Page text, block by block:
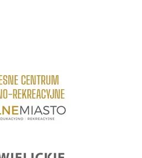
Edukacyjno Rekreacyjne